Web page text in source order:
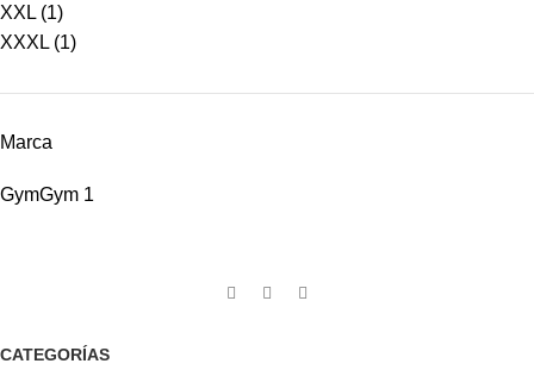
XXL (1)
XXXL (1)
Marca
GymGym 1
CATEGORÍAS